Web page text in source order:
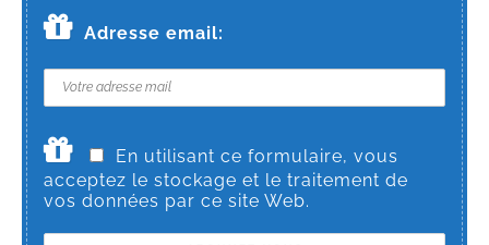
Adresse email:
En utilisant ce formulaire, vous
acceptez le stockage et le traitement de
vos données par ce site Web.